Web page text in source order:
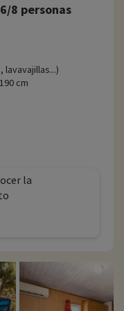
degustar platos
locales.
actividades
etc. Si ya hemos
con descuento
8 personas
cm
la